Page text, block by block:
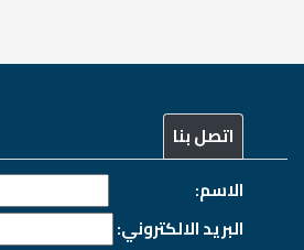
اتصل بنا
الاسم:
البريد الالكتروني: